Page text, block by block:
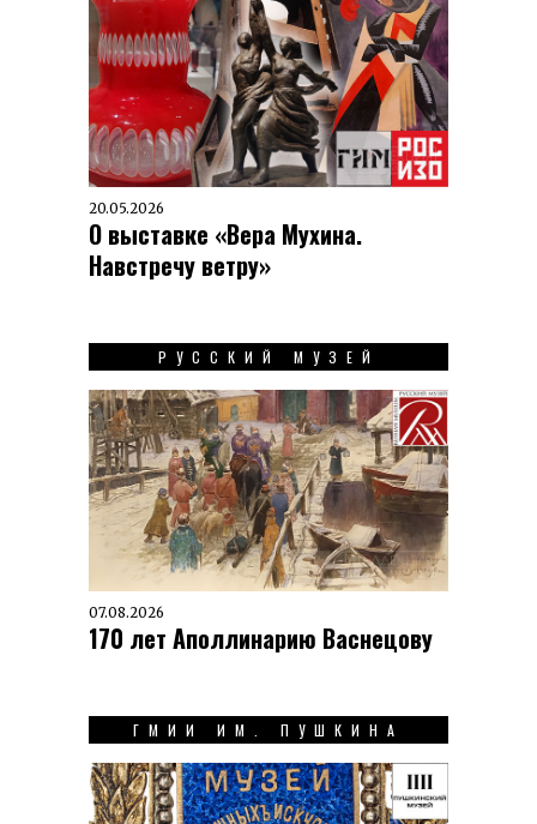
20.05.2026
О выставке «Вера Мухина.
Навстречу ветру»
РУССКИЙ МУЗЕЙ
07.08.2026
170 лет Аполлинарию Васнецову
ГМИИ ИМ. ПУШКИНА